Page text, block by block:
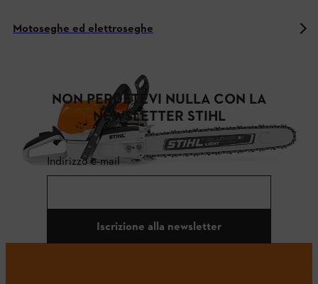
Motoseghe ed elettroseghe
NON PERDETEVI NULLA CON LA
NEWSLETTER STIHL
Indirizzo e-mail
Iscrizione alla newsletter